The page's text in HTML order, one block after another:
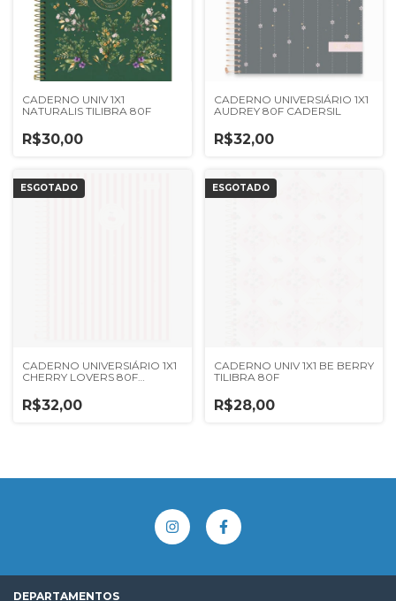
CADERNO UNIV 1X1
NATURALIS TILIBRA 80F
R$30,00
CADERNO UNIVERSIÁRIO 1X1
AUDREY 80F CADERSIL
R$32,00
ESGOTADO
CADERNO UNIVERSIÁRIO 1X1
CHERRY LOVERS 80F
R$32,00
ESGOTADO
CADERNO UNIV 1X1 BE BERRY
TILIBRA 80F
R$28,00
DEPARTAMENTOS